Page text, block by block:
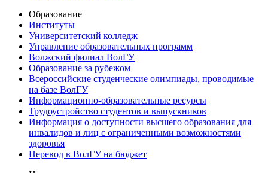
Образование
Институты
Университетский колледж
Управление образовательных программ
Волжский филиал ВолГУ
Образование за рубежом
Всероссийские студенческие олимпиады, проводимые
на базе ВолГУ
Информационно-образовательные ресурсы
Трудоустройство студентов и выпускников
Информация о доступности высшего образования для
инвалидов и лиц с ограниченными возможностями
здоровья
Перевод в ВолГУ на бюджет